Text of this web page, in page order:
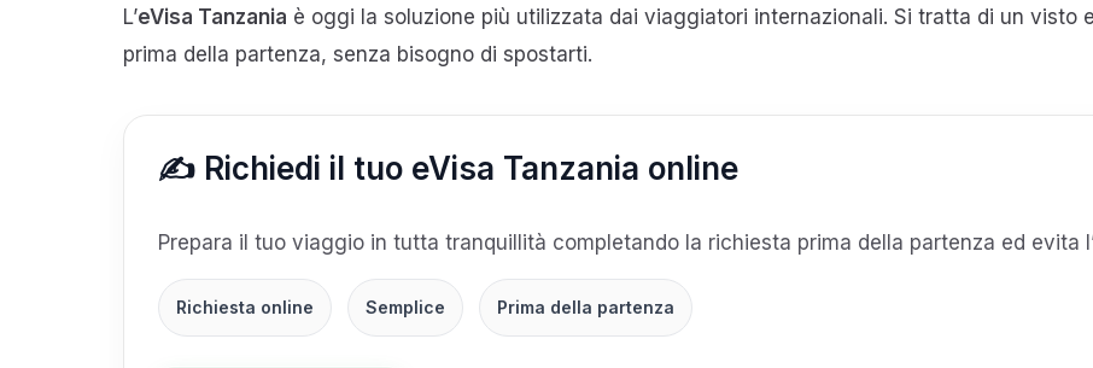
L’eVisa Tanzania è oggi la soluzione più utilizzata dai viaggiatori internazionali. Si tratta di un visto
prima della partenza, senza bisogno di spostarti.
✍️ Richiedi il tuo eVisa Tanzania online
Prepara il tuo viaggio in tutta tranquillità completando la richiesta prima della partenza ed evita
Richiesta online Semplice Prima della partenza